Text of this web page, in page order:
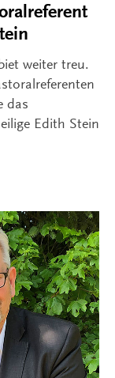
weiter treu.
das
Edith Stein